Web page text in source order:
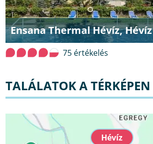
Ensana Thermal Hévíz, Hévíz
75 értékelés
TALÁLATOK A TÉRKÉPEN
Hévíz